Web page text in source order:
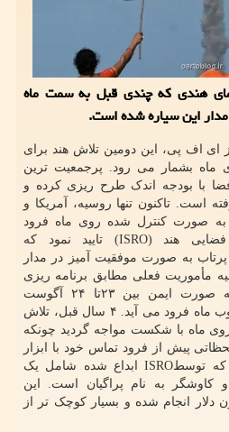
هندی که چندی قبل به سمت ماه
این سیاره شده است.
ای اف پی، این دومین تلاش هند برای
ماه بشمار می رود. پرجمعیت ترین
با بودجه اندک طرح ریزی کرده و
است. تاکنون تنها روسیه، آمریکا و
به صورت کنترل شده روی ماه فرود
تحقیقات فضایی هند (ISRO) تایید نمود که
هفته بعد از پرتاب به صورت موفقیت آمیز در مدار
مأموریت فعلی مطابق برنامه ریزی
پیش برود، این مأموریت به صورت ایمن بین ۲۳تا ۲۴ آگوست
سالجاری میلادی در قطب جنوب ماه فرود می آید. ۴ سال قبل، تلاش
ماه با شکست مواجه گردید چونکه
پیش از فرود تماس خود با ابزار
را از دست داد. چاندرایان۳ که توسطISRO ابداع شده شامل یک
و کاوشگر به نام پراگیان است. این
با هزینه ۷۴.۶ میلیون دلار انجام شده و بسیار کوچک تر از